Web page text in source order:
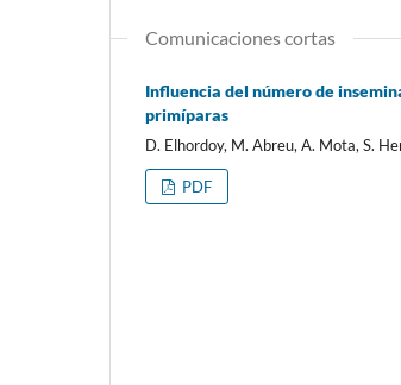
Comunicaciones cortas
Influencia del número de
primíparas
D. Elhordoy, M. Abreu, A. Mota, S.
PDF